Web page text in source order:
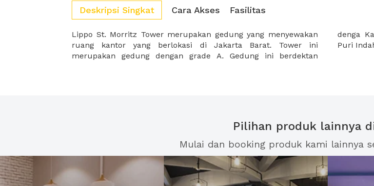
Deskripsi Singkat Cara Akses Fasilitas
Lippo St. Morritz Tower merupakan gedung yang menyewakan
ruang kantor yang berlokasi di Jakarta Barat. Tower ini
merupakan gedung dengan grade A. Gedung ini berdektan
denga Kantor Walikota Jakarta Barat, Lippo shoping mall dan
Puri
Pilihan produk lainnya
Mulai dan booking produk kami lainnya